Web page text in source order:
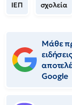
ΙΕΠ σχολεία
Μάθε
Google